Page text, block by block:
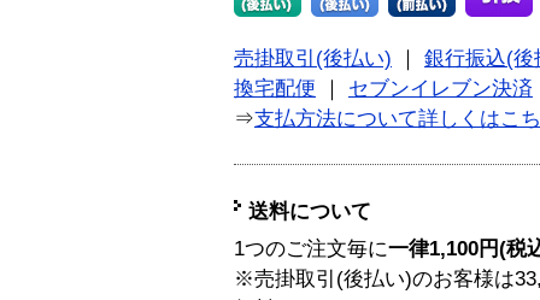
売掛取引(後払い)
銀行振込(後
換宅配便
セブンイレブン決済
⇒支払方法について詳しくはこ
送料について
1つのご注文毎に一律1,100円(税
※売掛取引(後払い)のお客様は